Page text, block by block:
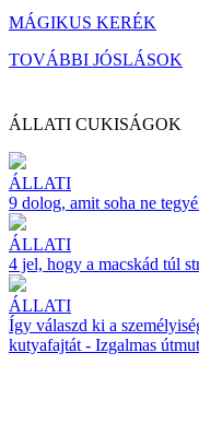
MÁGIKUS KERÉK
TOVÁBBI JÓSLÁSOK
ÁLLATI CUKISÁGOK
ÁLLATI
9 dolog, amit soha ne
ÁLLATI
4 jel, hogy a macskád túl
ÁLLATI
Így válaszd ki a
kutyafajtát - Izgalmas